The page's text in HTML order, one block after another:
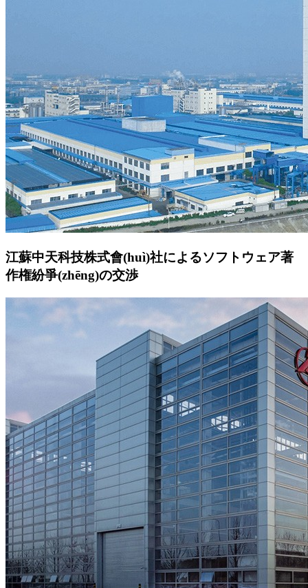
江蘇中天科技株式會(huì)社によるソフトウェア著
作権紛爭(zhēng)の交渉